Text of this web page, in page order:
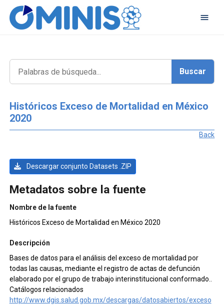
Históricos Exceso de Mortalidad en México
2020
Back
Descargar conjunto Datasets .ZIP
Metadatos sobre la fuente
Nombre de la fuente
Históricos Exceso de Mortalidad en México 2020
Descripción
Bases de datos para el análisis del exceso de mortalidad por
todas las causas, mediante el registro de actas de defunción
elaborado por el grupo de trabajo interinstitucional conformado..
Catálogos relacionados
http://www.dgis.salud.gob.mx/descargas/datosabiertos/exceso